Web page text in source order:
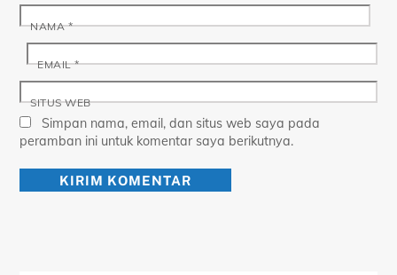
NAMA*
EMAIL*
SITUS WEB
Simpan nama, email, dan situs web saya pada
peramban ini untuk komentar saya berikutnya.